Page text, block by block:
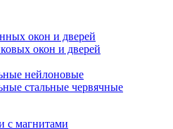
окон и дверей
окон и дверей
нейлоновые
стальные червячные
с магнитами